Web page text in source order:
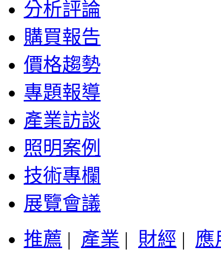
分析評論
購買報告
價格趨勢
專題報導
產業訪談
照明案例
技術專欄
展覽會議
推薦 | 產業 | 財經 | 應